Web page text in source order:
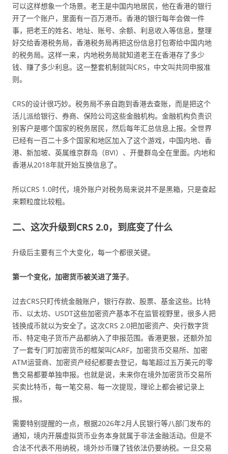
可以这样想象一个场景。老王是中国内地居民，他在香港的银行
开了一个账户，里面有一百万港币。香港的银行每年会做一件
事，把老王的姓名、地址、账号、余额、利息收入等信息，整理
好交给香港税务局，香港税务局再把这份信息打包寄给中国内地
的税务局。这样一来，内地税务局就知道老王在香港存了多少
钱、赚了多少利息。这一整套机制就叫CRS，中文叫共同申报准
则。
CRS的设计很巧妙。税务局不亲自跑到香港去查账，而是把这个
活儿派给银行、券商、保险公司这些金融机构。金融机构负责识
别客户是哪个国家的税务居民，然后每年汇总信息上报。全世界
已经有一百二十多个国家和地区加入了这个游戏，中国内地、香
港、新加坡、英属维京群岛（BVI）、开曼群岛全在里面。内地和
香港从2018年就开始互换信息了。
所以CRS 1.0时代，境外账户对税务局来说并不是黑箱，只是查起
来颗粒度比较粗。
二、这次升级到CRS 2.0，到底变了什么
升级后主要有三个大变化，每一个都很关键。
第一个变化，加密货币被关进了笼子。
过去CRS只盯传统金融账户，银行存款、股票、基金这些。比特
币、以太坊、USDT这些加密资产基本不在监管视野里，很多人把
钱换成币就以为安全了。这次CRS 2.0把加密资产、央行数字货
币、特定电子货币产品都纳入了申报范围。香港更狠，还额外加
了一套专门盯加密货币的框架叫CARF，加密货币交易所、加密
ATM运营商、加密资产经纪都要去登记，每笔超过五万美元的零
售交易都要单独申报。也就是说，未来你在境外加密货币交易所
买卖比特币，每一笔交易、每一次提现，理论上都会被记录上
报。
需要特别提醒的一点，根据2026年2月人民银行等八部门发布的
通知，境内开展虚拟货币业务本身就属于非法金融活动。但是不
合法不代表不用纳税，境外炒币赚了钱依法仍要纳税。一旦交易